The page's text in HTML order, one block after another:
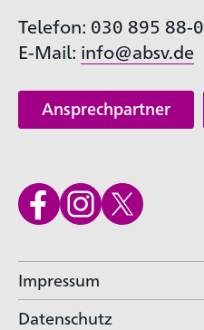
Telefon: 030 895 88-0
E-Mail: info@absv.de
Ansprechpartner
Impressum
Datenschutz